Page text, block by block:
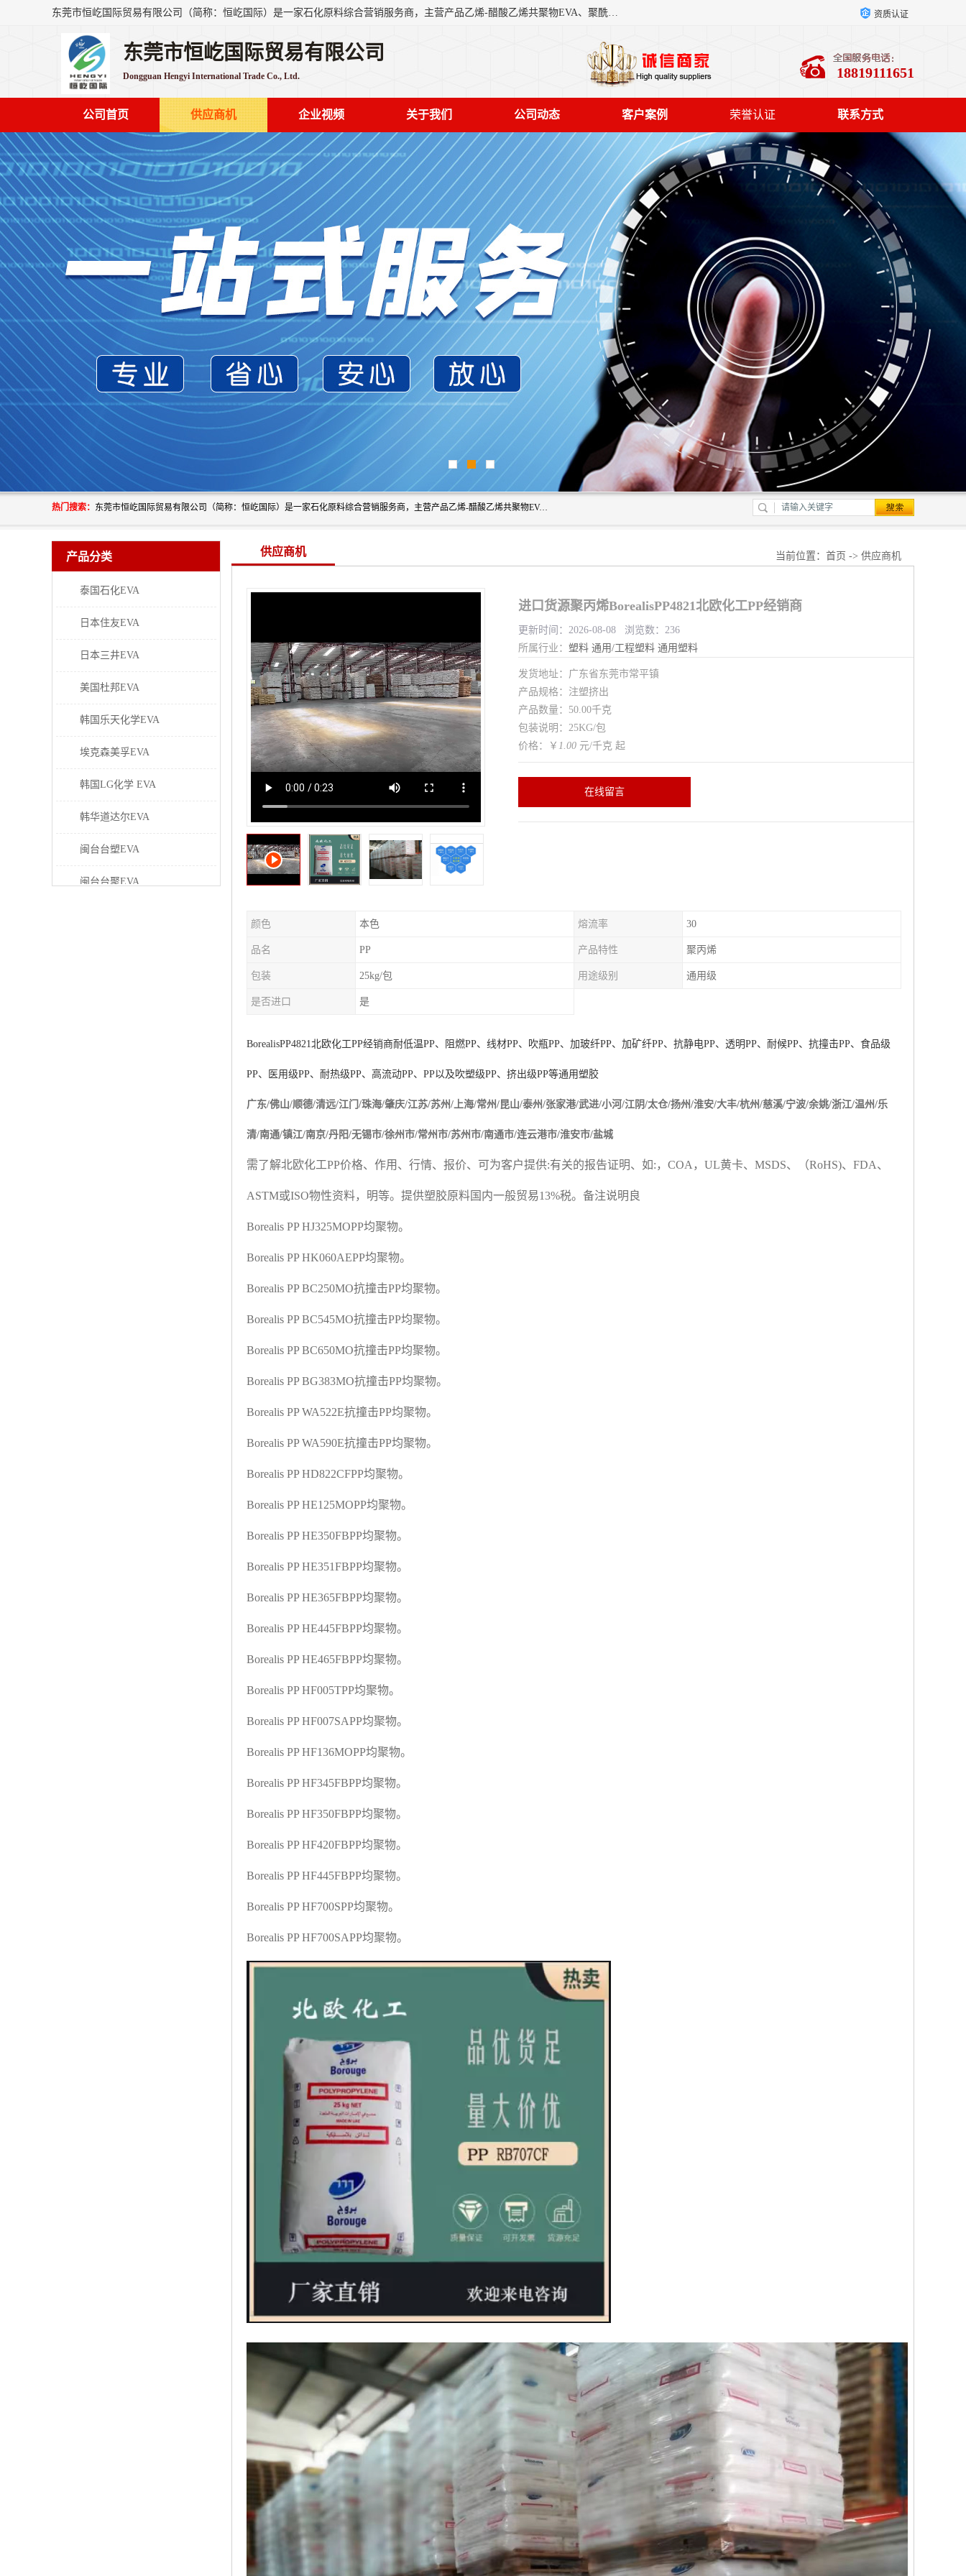
东莞市恒屹国际贸易有限公司（简称：恒屹国际）是一家石化原料综合营销服务商，主营产品乙烯-醋酸乙烯共聚物EVA、聚酰胺PA（尼龙）、醚酯型热塑弹性体TPEE等，公司秉承以市场为导向的战略思想，致力于大宗石化原料在中国市场的营销服务业务，为客户提供一站式的全面服务。 资质认证
东莞市恒屹国际贸易有限公司
Dongguan Hengyi International Trade Co., Ltd. 18819111651
公司首页 供应商机 企业视频 关于我们 公司动态 客户案例 荣誉认证 联系方式
热门搜索： 东莞市恒屹国际贸易有限公司（简称：恒屹国际）是一家石化原料综合营销服务商，主营产品乙烯-醋酸乙烯共聚物EVA、聚酰胺PA（尼龙）、醚酯型热塑弹性体TPEE等，公司秉承以市场为导向的战略思想，致力于大宗石化原料在中国市场的营销服务业务，为客户提供一站式的全面服务。
产品分类
泰国石化EVA
日本住友EVA
日本三井EVA
美国杜邦EVA
韩国乐天化学EVA
埃克森美孚EVA
韩国LG化学 EVA
韩华道达尔EVA
闽台台塑EVA
闽台台聚EVA
供应商机 当前位置： 首页 -> 供应商机
进口货源聚丙烯BorealisPP4821北欧化工PP经销商
更新时间：2026-08-08 浏览数：236
所属行业： 塑料 通用/工程塑料 通用塑料
发货地址：广东省东莞市常平镇
产品规格：注塑挤出
产品数量：50.00千克
包装说明：25KG/包
价格：￥ 1.00 元/千克 起
在线留言
颜色 本色 熔流率 30
品名 PP 产品特性 聚丙烯
包装 25kg/包 用途级别 通用级
是否进口 是
BorealisPP4821北欧化工PP经销商耐低温PP、阻燃PP、线材PP、吹瓶PP、加玻纤PP、加矿纤PP、抗静电PP、透明PP、耐候PP、抗撞击PP、食品级
PP、医用级PP、耐热级PP、高流动PP、 PP以及吹塑级PP、挤出级PP等通用塑胶
广东/佛山/顺德/清远/江门/珠海/肇庆/江苏/苏州/上海/常州/昆山/泰州/张家港/武进/小河/江阴/太仓/扬州/淮安/大丰/杭州/慈溪/宁波/余姚/浙江/温州/乐
清/南通/镇江/南京/丹阳/无锡市/徐州市/常州市/苏州市/南通市/连云港市/淮安市/盐城
需了解北欧化工PP价格、作用、行情、报价、可为客户提供:有关的报告证明、如: ， COA ， UL黄卡、 MSDS、 （RoHS)、 FDA、
ASTM或ISO物性资料，明等。提供塑胶原料国内一般贸易13%税。备注说明良
Borealis PP HJ325MOPP均聚物。
Borealis PP HK060AEPP均聚物。
Borealis PP BC250MO抗撞击PP均聚物。
Borealis PP BC545MO抗撞击PP均聚物。
Borealis PP BC650MO抗撞击PP均聚物。
Borealis PP BG383MO抗撞击PP均聚物。
Borealis PP WA522E抗撞击PP均聚物。
Borealis PP WA590E抗撞击PP均聚物。
Borealis PP HD822CFPP均聚物。
Borealis PP HE125MOPP均聚物。
Borealis PP HE350FBPP均聚物。
Borealis PP HE351FBPP均聚物。
Borealis PP HE365FBPP均聚物。
Borealis PP HE445FBPP均聚物。
Borealis PP HE465FBPP均聚物。
Borealis PP HF005TPP均聚物。
Borealis PP HF007SAPP均聚物。
Borealis PP HF136MOPP均聚物。
Borealis PP HF345FBPP均聚物。
Borealis PP HF350FBPP均聚物。
Borealis PP HF420FBPP均聚物。
Borealis PP HF445FBPP均聚物。
Borealis PP HF700SPP均聚物。
Borealis PP HF700SAPP均聚物。